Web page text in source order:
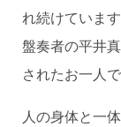
れ続けていま
盤奏者の平井
されたお一人で
人の身体と一